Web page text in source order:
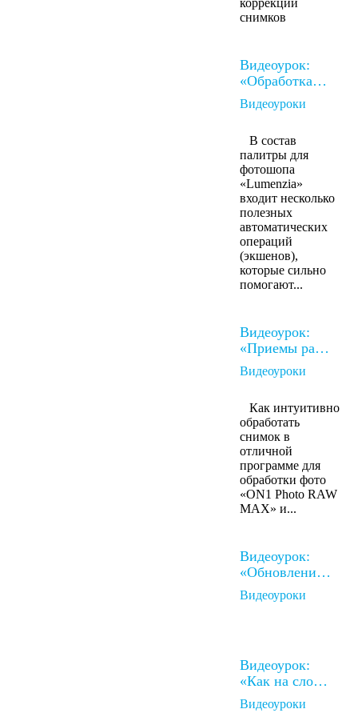
коррекции
снимков
Видеоурок:
«Обработка…
Видеоуроки
В состав
палитры для
фотошопа
«Lumenzia»
входит несколько
полезных
автоматических
операций
(экшенов),
которые сильно
помогают...
Видеоурок:
«Приемы ра…
Видеоуроки
Как интуитивно
обработать
снимок в
отличной
программе для
обработки фото
«ON1 Photo RAW
MAX» и...
Видеоурок:
«Обновлени…
Видеоуроки
Видеоурок:
«Как на сло…
Видеоуроки